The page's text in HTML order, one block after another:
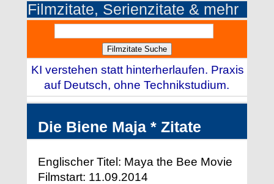
Filmzitate, Serienzitate & mehr
KI verstehen statt hinterherlaufen. Praxis
auf Deutsch, ohne Technikstudium.
Die Biene Maja * Zitate
Englischer Titel: Maya the Bee Movie
Filmstart: 11.09.2014